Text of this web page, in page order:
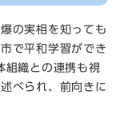
の実相を知っても
で平和学習ができ
組織との連携も視
べられ、前向きに